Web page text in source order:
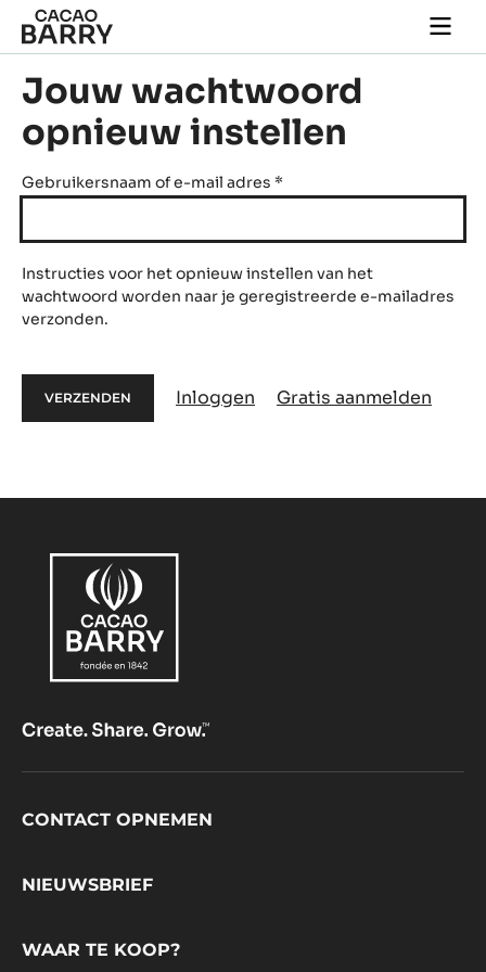
Skip to main content
main
Jouw wachtwoord
opnieuw instellen
Gebruikersnaam of e-mail adres *
Instructies voor het opnieuw instellen van het
wachtwoord worden naar je geregistreerde e-mailadres
verzonden.
Inloggen Gratis aanmelden
Footer
CONTACT OPNEMEN
NIEUWSBRIEF
WAAR TE KOOP?